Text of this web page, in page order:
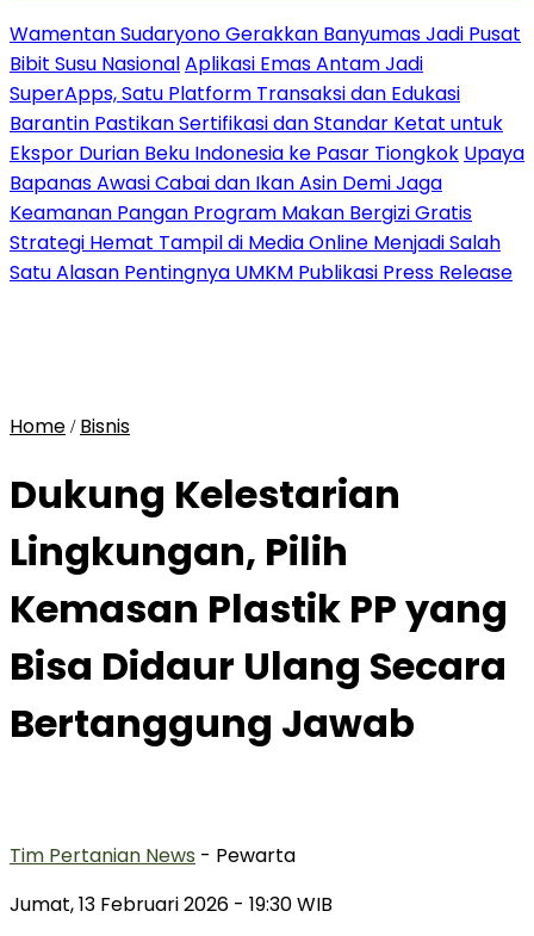
Wamentan Sudaryono Gerakkan Banyumas Jadi Pusat
Bibit Susu NasionalAplikasi Emas Antam Jadi
SuperApps, Satu Platform Transaksi dan Edukasi
Barantin Pastikan Sertifikasi dan Standar Ketat untuk
Ekspor Durian Beku Indonesia ke Pasar Tiongkok Upaya
Bapanas Awasi Cabai dan Ikan Asin Demi Jaga
Keamanan Pangan Program Makan Bergizi Gratis
Strategi Hemat Tampil di Media Online Menjadi Salah
Satu Alasan Pentingnya UMKM Publikasi Press Release
Home / Bisnis
Dukung Kelestarian
Lingkungan, Pilih
Kemasan Plastik PP yang
Bisa Didaur Ulang Secara
Bertanggung Jawab
Tim Pertanian News - Pewarta
Jumat, 13 Februari 2026 - 19:30 WIB